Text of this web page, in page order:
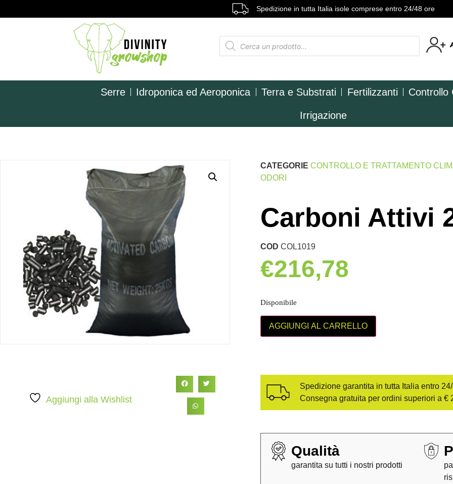
Spedizione in tutta Italia isole comprese entro 24/48 ore
Serre Idroponica ed Aeroponica Terra e Substrati Fertilizzanti Controllo
Irrigazione
Aggiungi alla Wishlist
CATEGORIE CONTROLLO E TRATTAMENTO
ODORI
Carboni Attivi
CODCOL1019
€216,78
Disponibile
AGGIUNGI AL CARRELLO
Spedizione garantita in tutta Italia entro
Consegna gratuita per ordini superiori a €
Qualità
garantita su tutti i nostri prodotti